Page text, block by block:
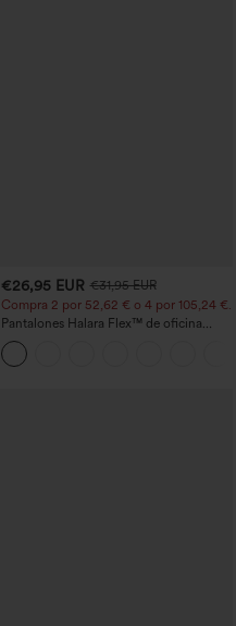
€26,95 EUR €31,95 EUR
Compra 2 por 52,62 € o 4 por 105,24 €.
Pantalones Halara Flex™ de oficina
anchos plisados de tiro alto con bolsillos
en tela tipo gofre